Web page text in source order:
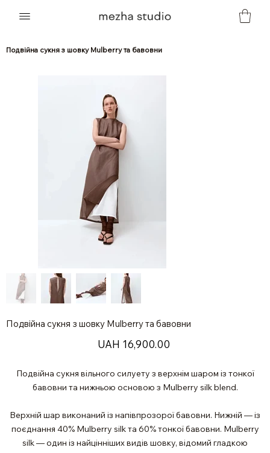
Подвійна cукня з шовку Mulberry та бавовни
Подвійна cукня з шовку Mulberry та бавовни
Price
UAH 16,900.00
Подвійна сукня вільного силуету з верхнім шаром із тонкої
бавовни та нижньою основою з Mulberry silk blend.
Верхній шар виконаний із напівпрозорої бавовни. Нижній — із
поєднання 40% Mulberry silk та 60% тонкої бавовни. Mulberry
silk — один із найцінніших видів шовку, відомий гладкою